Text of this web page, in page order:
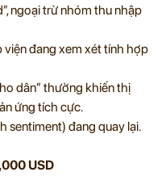
ngoại trừ nhóm thu nhập
viện đang xem xét tính hợp
dân” thường khiến thị
ứng tích cực.
sentiment) đang quay lại.
USD